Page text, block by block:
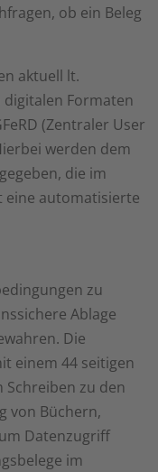
ob ein Beleg
aktuell lt.
Formaten
(Zentraler User
werden dem
die im
eine automatisierte
zu
Ablage
Die
einem 44 seitigen
zu den
von Büchern,
Datenzugriff
im